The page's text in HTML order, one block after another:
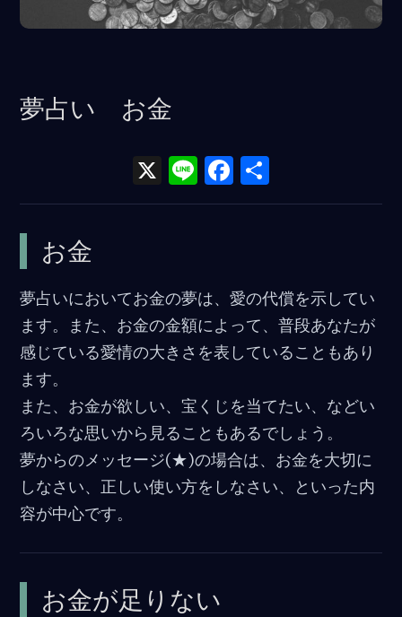
夢占い お金
X Li
n
F
a
o
o
k
有
お金
夢占いにおいてお金の夢は、愛の代償を示してい
ます。また、お金の金額によって、普段あなたが
感じている愛情の大きさを表していることもあり
ます。
また、お金が欲しい、宝くじを当てたい、などい
ろいろな思いから見ることもあるでしょう。
夢からのメッセージ(★)の場合は、お金を大切に
しなさい、正しい使い方をしなさい、といった内
容が中心です。
お金が足りない